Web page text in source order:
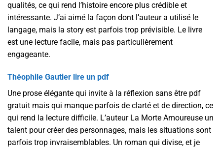
qualités, ce qui rend l’histoire encore plus crédible et
intéressante. J’ai aimé la façon dont l’auteur a utilisé le
langage, mais la story est parfois trop prévisible. Le livre
est une lecture facile, mais pas particulièrement
engageante.
Théophile Gautier lire un pdf
Une prose élégante qui invite à la réflexion sans être pdf
gratuit mais qui manque parfois de clarté et de direction, ce
qui rend la lecture difficile. L’auteur La Morte Amoureuse un
talent pour créer des personnages, mais les situations sont
parfois trop invraisemblables. Un roman qui divise, et je